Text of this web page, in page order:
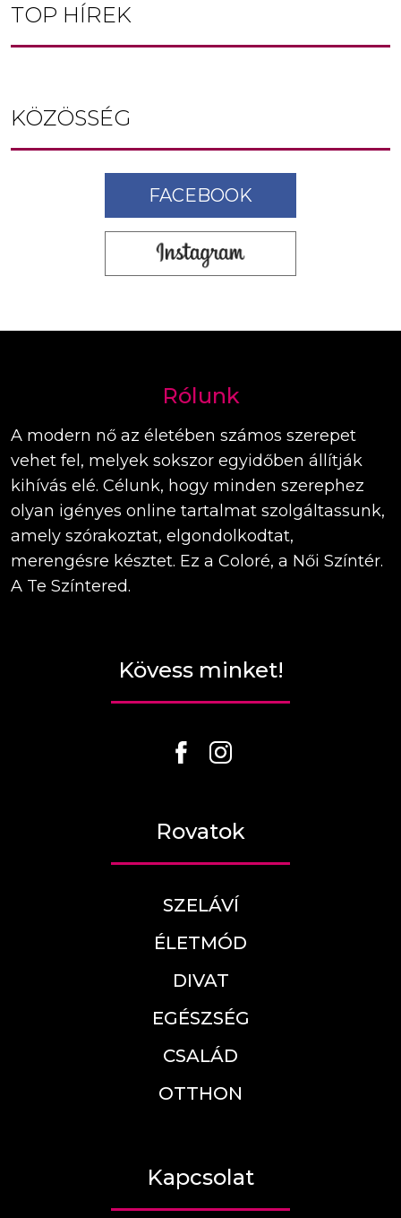
TOP HÍREK
KÖZÖSSÉG
FACEBOOK
Rólunk
A modern nő az életében számos szerepet
vehet fel, melyek sokszor egyidőben állítják
kihívás elé. Célunk, hogy minden szerephez
olyan igényes online tartalmat szolgáltassunk,
amely szórakoztat, elgondolkodtat,
merengésre késztet. Ez a Coloré, a Női Színtér.
A Te Színtered.
Kövess minket!
Rovatok
SZELÁVÍ
ÉLETMÓD
DIVAT
EGÉSZSÉG
CSALÁD
OTTHON
Kapcsolat